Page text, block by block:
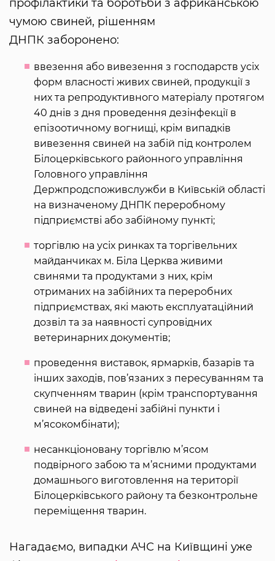
профілактики та боротьби з африканською
чумою свиней, рішенням
ДНПК заборонено:
ввезення або вивезення з господарств усіх
форм власності живих свиней, продукції з
них та репродуктивного матеріалу протягом
40 днів з дня проведення дезінфекції в
епізоотичному вогнищі, крім випадків
вивезення свиней на забій під контролем
Білоцерківського районного управління
Головного управління
Держпродспоживслужби в Київській області
на визначеному ДНПК переробному
підприємстві або забійному пункті;
торгівлю на усіх ринках та торгівельних
майданчиках м. Біла Церква живими
свинями та продуктами з них, крім
отриманих на забійних та переробних
підприємствах, які мають експлуатаційний
дозвіл та за наявності супровідних
ветеринарних документів;
проведення виставок, ярмарків, базарів та
інших заходів, пов’язаних з пересуванням та
скупченням тварин (крім транспортування
свиней на відведені забійні пункти і
м’ясокомбінати);
несанкціоновану торгівлю м’ясом
подвірного забою та м’ясними продуктами
домашнього виготовлення на території
Білоцерківського району та безконтрольне
переміщення тварин.
Нагадаємо, випадки АЧС на Київщині уже